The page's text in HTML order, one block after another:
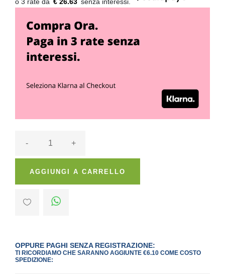
- +
AGGIUNGI A CARRELLO
OPPURE PAGHI SENZA REGISTRAZIONE:
TI RICORDIAMO CHE SARANNO AGGIUNTE €6.10 COME COSTO
SPEDIZIONE: